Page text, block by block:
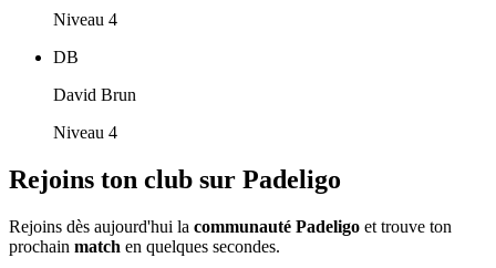
Niveau 4
DB
David Brun
Niveau 4
Rejoins ton club sur Padeligo
Rejoins dès aujourd'hui la communauté Padeligo et trouve ton
prochain match en quelques secondes.